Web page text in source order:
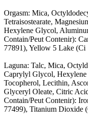
Orgasm: Mica,
Tetraisostearate,
Hexylene Glycol,
Contain/Peut Contenir):
77891), Yellow 5 Lake (Ci
Laguna: Talc, Mica,
Caprylyl Glycol, Hexylene
Tocopherol, Lecithin,
Glyceryl Oleate, Citric
Contain/Peut Contenir):
77499), Titanium Dioxide